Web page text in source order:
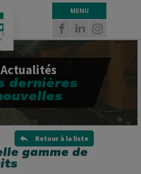
MENU
Actualités
dernières
Retour à la liste
gamme de